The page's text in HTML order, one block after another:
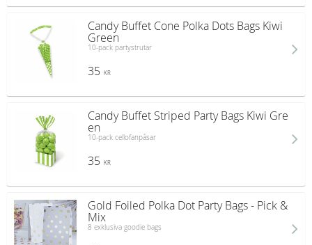
Candy Buffet Cone Polka Dots Bags Kiwi
Green
10-pack partystrutar
35 KR
Candy Buffet Striped Party Bags Kiwi Gre
en
10-pack cellofanpåsar
35 KR
Gold Foiled Polka Dot Party Bags - Pick &
Mix
8 exklusiva goodie bags